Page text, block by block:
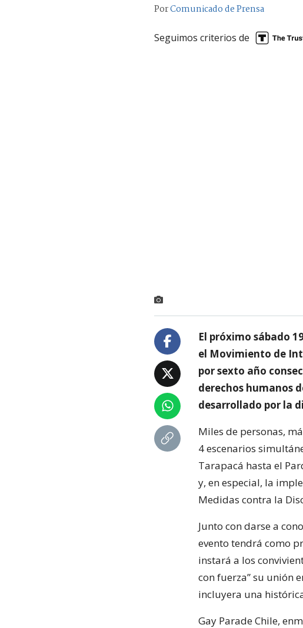
PorComunicado de Prensa
Seguimos criterios de
El próximo sábado
el Movimiento de
por sexto año
derechos humanos
desarrollado por la
Miles de personas,
4 escenarios
Tarapacá hasta el
y, en especial, la
Medidas contra la
Junto con darse a
evento tendrá como
instará a los
con fuerza” su unión
incluyera una
Gay Parade Chile,